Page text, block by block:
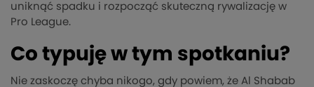
uniknąć spadku i rozpocząć skuteczną rywalizację w
Pro League.
Co typuję w tym spotkaniu?
Nie zaskoczę chyba nikogo, gdy powiem, że Al Shabab